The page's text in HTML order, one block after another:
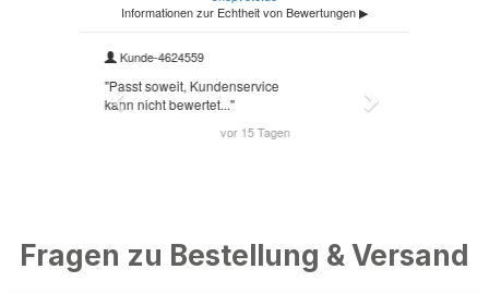
Fragen zu Bestellung & Versand